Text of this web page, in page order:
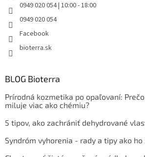
0949 020 054 | 10:00 - 18:00
0949 020 054
Facebook
bioterra.sk
BLOG Bioterra
Prírodná kozmetika po opaľovaní:
miluje viac ako chémiu?
5 tipov, ako zachrániť dehydrované
Syndróm vyhorenia - rady a tipy ako